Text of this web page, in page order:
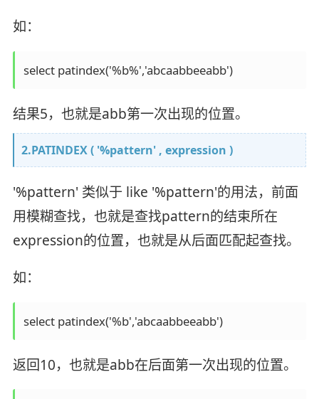
如：
select patindex('%b%','abcaabbeeabb')
结果5，也就是abb第一次出现的位置。
2.PATINDEX ( '%pattern' , expression )
'%pattern' 类似于 like '%pattern'的用法，前面
用模糊查找，也就是查找pattern的结束所在
expression的位置，也就是从后面匹配起查找。
如：
select patindex('%b','abcaabbeeabb')
返回10，也就是abb在后面第一次出现的位置。